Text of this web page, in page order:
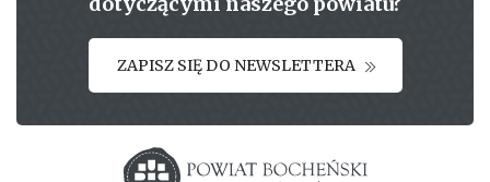
ZAPISZ SIĘ DO NEWSLETTERA
Starostwo powiatowe w Bochni